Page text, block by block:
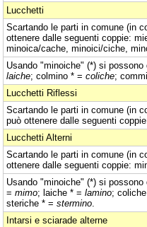
Lucchetti
Scartando le parti in comune (in
ottenere dalle seguenti coppie:
minoica/cache, minoici/ciche,
Usando "minoiche" (*) si
laiche; colmino * = coliche;
Lucchetti Riflessi
Scartando le parti in comune (in
può ottenere dalle seguenti
Lucchetti Alterni
Scartando le parti in comune (in
ottenere dalle seguenti coppie:
Usando "minoiche" (*) si
= mimo; laiche * = lamino;
steriche * = stermino
Intarsi e sciarade alterne